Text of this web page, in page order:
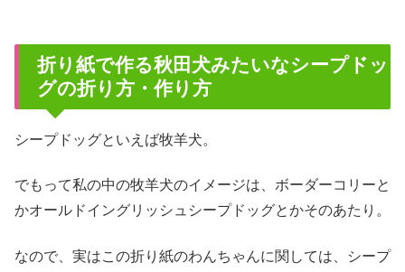
折り紙で作る秋田犬みたいなシープドッ
グの折り方・作り方
シープドッグといえば牧羊犬。
でもって私の中の牧羊犬のイメージは、ボーダーコリーと
かオールドイングリッシュシープドッグとかそのあたり。
なので、実はこの折り紙のわんちゃんに関しては、シープ